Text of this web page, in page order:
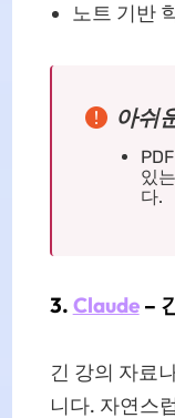
노트 기반
아쉬
있
다.
3. Claude–
긴 강의 자료
니다. 자연스